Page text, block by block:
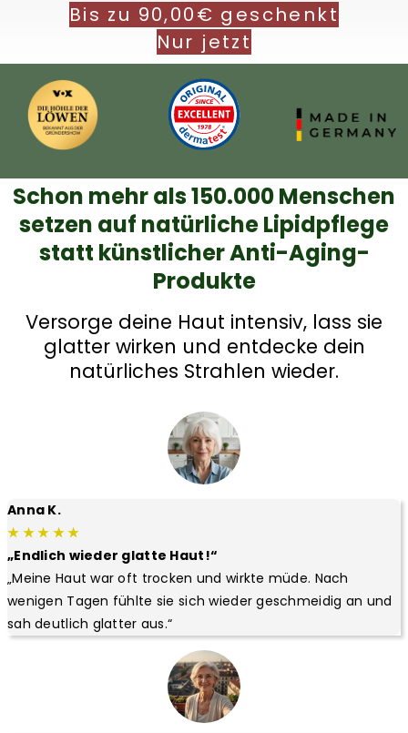
Bis zu 90,00€ geschenkt
Nur jetzt
Schon mehr als 150.000 Menschen
setzen auf natürliche Lipidpflege
statt künstlicher Anti-Aging-
Produkte
Versorge deine Haut intensiv, lass sie
glatter wirken und entdecke dein
natürliches Strahlen wieder.
Anna K.
★ ★ ★ ★ ★
„Endlich wieder glatte Haut!“
„Meine Haut war oft trocken und wirkte müde. Nach
wenigen Tagen fühlte sie sich wieder geschmeidig an und
sah deutlich glatter aus.“